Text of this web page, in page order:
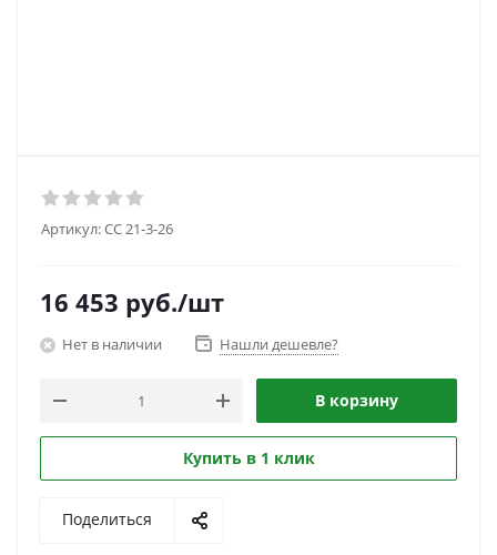
Артикул:CC 21-3-26
16 453 руб./шт
Нет в наличии Нашли дешевле?
В корзину
Купить в 1 клик
Поделиться